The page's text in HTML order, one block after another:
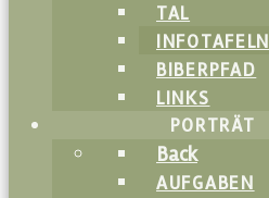
TAL
INFOTAFELN
BIBERPFAD
LINKS
PORTRÄT
Back
AUFGABEN